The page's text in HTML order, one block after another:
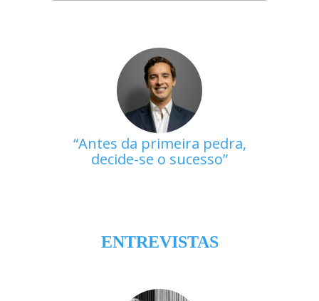
Antes da primeira pedra,
decide-se o sucesso
ENTREVISTAS